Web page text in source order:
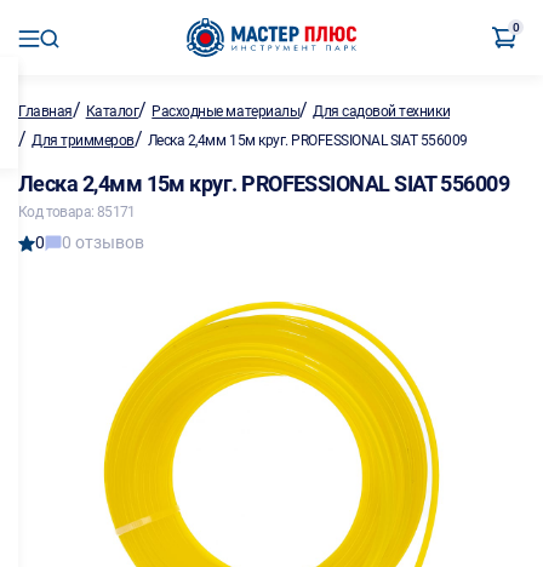
0
Главная/ Каталог/ Расходные материалы/Для садовой техники
/ Для триммеров/ Леска 2,4мм 15м круг. PROFESSIONAL SIAT 556009
Леска 2,4мм 15м круг. PROFESSIONAL SIAT 556009
Код товара: 85171
0 0 отзывов